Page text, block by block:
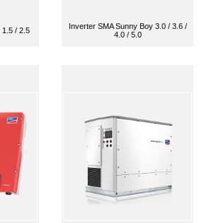
1.5 / 2.5
Inverter SMA Sunny Boy 3.0 / 3.6 /
4.0 / 5.0